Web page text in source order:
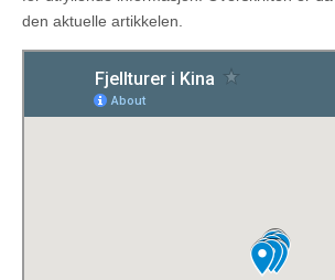
den aktuelle artikkelen.